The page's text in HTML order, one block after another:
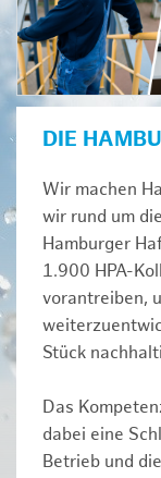
DIE
Wir machen
wir rund um
Hamburger
1.900 HPA-
vorantreiben,
Stück
Das
dabei eine
Betrieb und